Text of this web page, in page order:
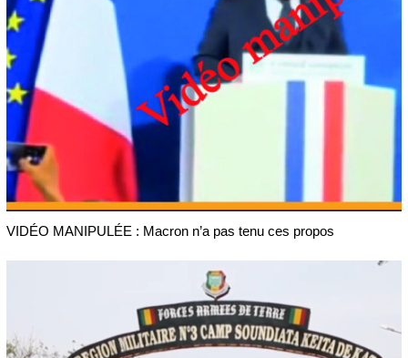
VIDÉO MANIPULÉE : Macron n’a pas tenu ces propos